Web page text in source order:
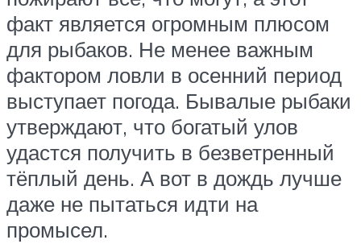
факт является огромным плюсом
для рыбаков. Не менее важным
фактором ловли в осенний период
выступает погода. Бывалые рыбаки
утверждают, что богатый улов
удастся получить в безветренный
тёплый день. А вот в дождь лучше
даже не пытаться идти на
промысел.